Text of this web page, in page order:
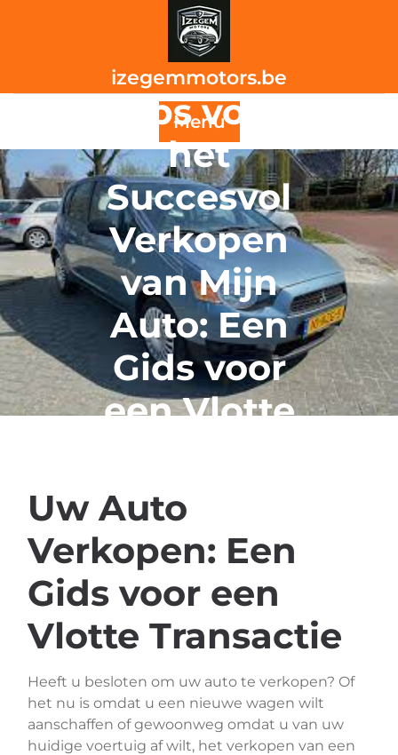
izegemmotors.be
Menu
Tips voor
het
Succesvol
Verkopen
van Mijn
Auto: Een
Gids voor
een Vlotte
Uw Auto
Verkopen: Een
Gids voor een
Vlotte Transactie
Heeft u besloten om uw auto te verkopen? Of
het nu is omdat u een nieuwe wagen wilt
aanschaffen of gewoonweg omdat u van uw
huidige voertuig af wilt, het verkopen van een